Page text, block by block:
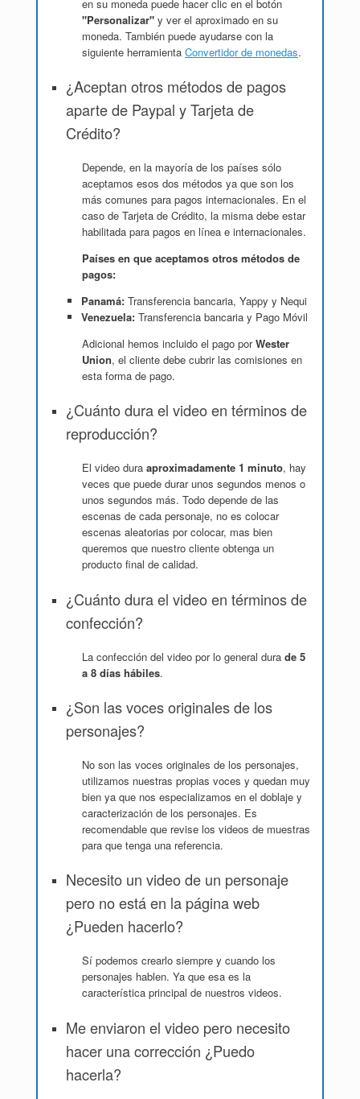
en su moneda puede hacer clic en el botón
"Personalizar" y ver el aproximado en su
moneda. También puede ayudarse con la
siguiente herramienta Convertidor de monedas.
¿Aceptan otros métodos de pagos
aparte de Paypal y Tarjeta de
Crédito?
Depende, en la mayoría de los países sólo
aceptamos esos dos métodos ya que son los
más comunes para pagos internacionales. En el
caso de Tarjeta de Crédito, la misma debe estar
habilitada para pagos en línea e internacionales.
Países en que aceptamos otros métodos de
pagos:
Panamá: Transferencia bancaria, Yappy y Nequi
Venezuela: Transferencia bancaria y Pago Móvil
Adicional hemos incluido el pago porWester
Union, el cliente debe cubrir las comisiones en
esta forma de pago.
¿Cuánto dura el video en términos de
reproducción?
El video dura aproximadamente 1 minuto, hay
veces que puede durar unos segundos menos o
unos segundos más. Todo depende de las
escenas de cada personaje, no es colocar
escenas aleatorias por colocar, mas bien
queremos que nuestro cliente obtenga un
producto final de calidad.
¿Cuánto dura el video en términos de
confección?
La confección del video por lo general dura de 5
a 8 días hábiles.
¿Son las voces originales de los
personajes?
No son las voces originales de los personajes,
utilizamos nuestras propias voces y quedan muy
bien ya que nos especializamos en el doblaje y
caracterización de los personajes. Es
recomendable que revise los videos de muestras
para que tenga una referencia.
Necesito un video de un personaje
pero no está en la página web
¿Pueden hacerlo?
Sí podemos crearlo siempre y cuando los
personajes hablen. Ya que esa es la
característica principal de nuestros videos.
Me enviaron el video pero necesito
hacer una corrección ¿Puedo
hacerla?